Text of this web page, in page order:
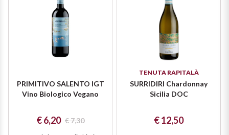
Lambrusco and Spergola
Find out more
Sicilian Wines
Tuscan Wines
Umbrian wines
Veneto Wines
PRIMITIVO SALENTO IGT
Vino Biologico Vegano
€ 6,20 € 7,30
TENUTA RAPITALÀ
SURRIDIRI Chardonnay
Sicilia DOC
€ 12,50